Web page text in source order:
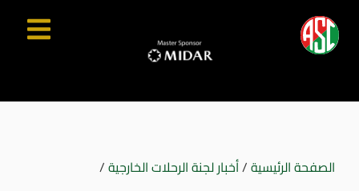
الصفحة الرئيسية/أخبار لجنة الرحلات الخارجية/